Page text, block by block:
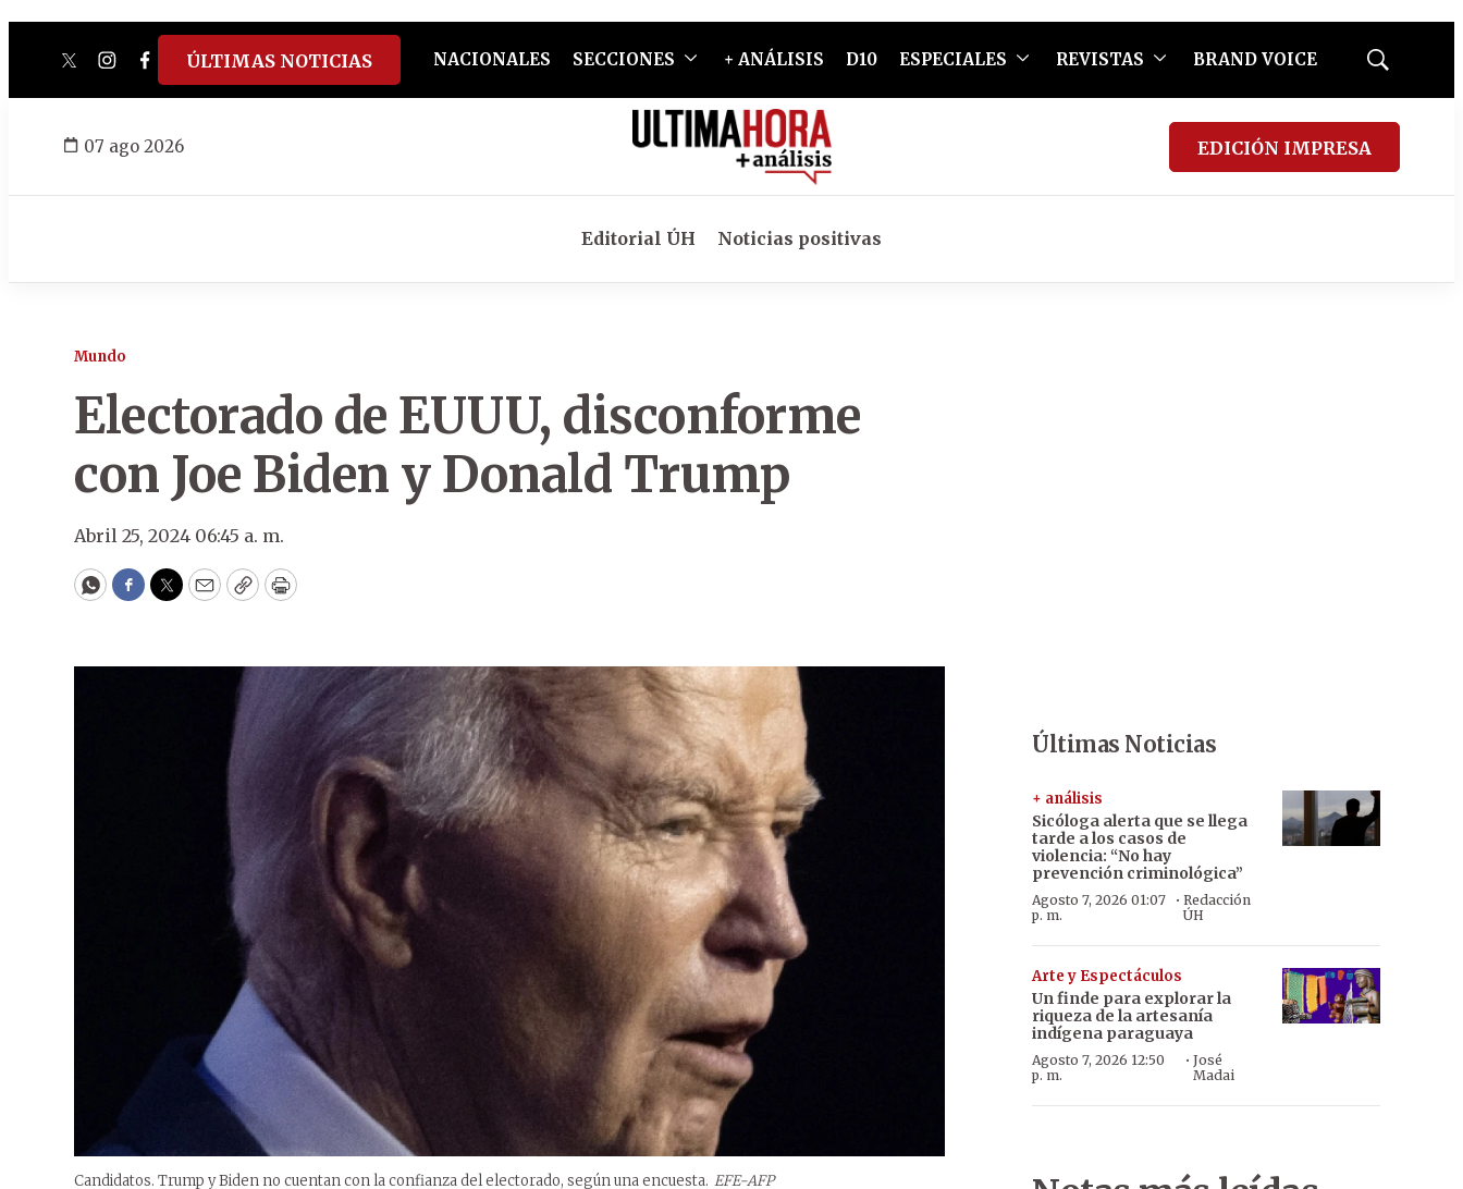
twitterinstagram
facebook
tiktokyoutube
spotify
ÚLTIMAS NOTICIAS NACIONALES SECCIONES + ANÁLISIS D10 ESPECIALES REVISTAS BRAND VOICE
Mostrar
07 ago 2026 EDICIÓN IMPRESA
Editorial ÚH Noticias positivas
Mundo
Electorado de EUUU, disconforme
con Joe Biden y Donald Trump
Abril 25, 2024 06:45 a. m.
WhatsApp
Facebook
Twitter
EmailCopyPrint
Candidatos. Trump y Biden no cuentan con la confianza del electorado, según una encuesta. EFE-AFP
Últimas Noticias
+ análisis
Sicóloga alerta que se llega
tarde a los casos de
violencia: “No hay
prevención criminológica”
Agosto 7, 2026 01:07
p. m.
·Redacción
ÚH
Arte y Espectáculos
Un finde para explorar la
riqueza de la artesanía
indígena paraguaya
Agosto 7, 2026 12:50
p. m.
·José
Madai